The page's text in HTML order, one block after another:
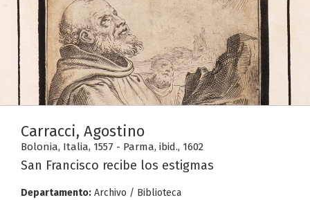
Carracci, Agostino
Bolonia, Italia, 1557 - Parma, ibid., 1602
San Francisco recibe los estigmas
Departamento: Archivo / Biblioteca